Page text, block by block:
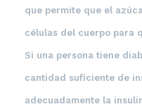
que permite que el
células del cuerpo para
Si una persona tiene
cantidad suficiente de
adecuadamente la